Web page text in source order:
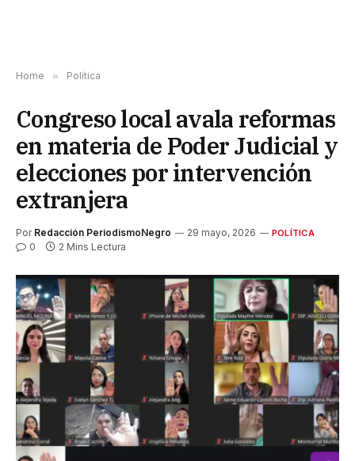
Home » Política
Congreso local avala reformas
en materia de Poder Judicial y
elecciones por intervención
extranjera
Por Redacción PeriodismoNegro 29 mayo, 2026 POLÍTICA
0 2 Mins Lectura